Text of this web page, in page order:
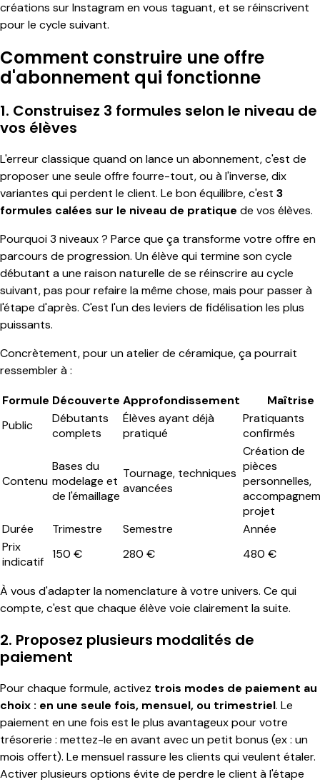
créations sur Instagram en vous taguant, et se réinscrivent
pour le cycle suivant.
Comment construire une offre
d'abonnement qui fonctionne
1. Construisez 3 formules selon le niveau de
vos élèves
L'erreur classique quand on lance un abonnement, c'est de
proposer une seule offre fourre-tout, ou à l'inverse, dix
variantes qui perdent le client. Le bon équilibre, c'est 3
formules calées sur le niveau de pratique de vos élèves.
Pourquoi 3 niveaux ? Parce que ça transforme votre offre en
parcours de progression. Un élève qui termine son cycle
débutant a une raison naturelle de se réinscrire au cycle
suivant, pas pour refaire la même chose, mais pour passer à
l'étape d'après. C'est l'un des leviers de fidélisation les plus
puissants.
Concrètement, pour un atelier de céramique, ça pourrait
ressembler à :
Formule Découverte Approfondissement
Maîtrise
Public
Débutants
complets
Élèves ayant déjà
pratiqué
Pratiquants
confirmés
Contenu
Bases du
modelage et
de l'émaillage
Tournage, techniques
avancées
Création de
pièces
personnelles,
projet
Durée
Trimestre Semestre
Année
Prix
indicatif
150 € 280 € 480 €
À vous d'adapter la nomenclature à votre univers. Ce qui
compte, c'est que chaque élève voie clairement la suite.
2. Proposez plusieurs modalités de
paiement
Pour chaque formule, activez trois modes de paiement au
choix : en une seule fois, mensuel, ou trimestriel. Le
paiement en une fois est le plus avantageux pour votre
trésorerie : mettez-le en avant avec un petit bonus (ex : un
mois offert). Le mensuel rassure les clients qui veulent étaler.
Activer plusieurs options évite de perdre le client à l'étape